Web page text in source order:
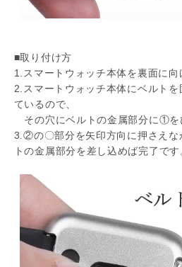
■取り付け方
1.スマートウォッチ本体を裏面に向
2.スマートウォッチ本体にベルト
ているので、
その穴にベルトの金属部分に①を
3.②の〇部分を矢印方向に押さえな
トの金属部分を差し込めば完了です